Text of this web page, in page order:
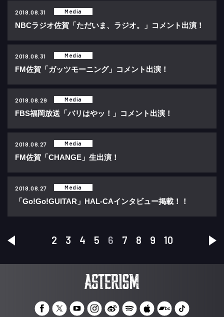
2018.08.31 Media
NBCラジオ佐賀「ただいま、ラジオ。」コメント出演！
2018.08.31 Media
FM佐賀「ガッツモーニング」コメント出演！
2018.08.29 Media
FBS福岡放送「バリはやッ！」コメント出演！
2018.08.27 Media
FM佐賀「CHANGE」生出演！
2018.08.27 Media
「Go!Go!GUITAR」HAL-CAインタビュー掲載！！
2 3 4 5 6 7 8 9 10